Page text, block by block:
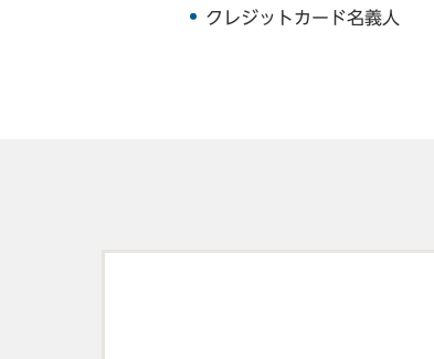
クレジットカード名義人